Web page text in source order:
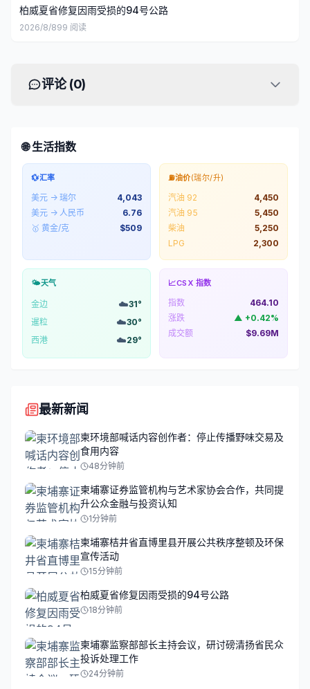
柏威夏省修复因雨受损的94号公路
2026/8/899 阅读
评论 (0)
🌐 生活指数
💱汇率
美元 → 瑞尔
4,043
美元 → 人民币
6.76
🥇 黄金/克
$509
⛽油价(瑞尔/升)
汽油 92
4,450
汽油 95
5,450
柴油
5,250
LPG
2,300
🌤️天气
金边 ☁️31°
暹粒
☁️30°
西港
☁️29°
📈CSX 指数
指数
464.10
涨跌
▲ +0.42%
成交额
$9.69M
最新新闻
柬环境部喊话内容创作者：停止传播野味交易及
食用内容
48分钟前
柬埔寨证券监管机构与艺术家协会合作，共同提
升公众金融与投资认知
1分钟前
柬埔寨桔井省直博里县开展公共秩序整顿及环保
宣传活动
15分钟前
柏威夏省修复因雨受损的94号公路
18分钟前
柬埔寨监察部部长主持会议，研讨磅清扬省民众
投诉处理工作
24分钟前